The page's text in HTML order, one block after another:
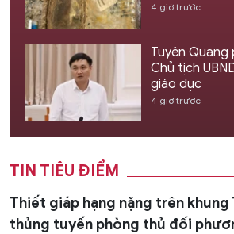
4 giờ trước
Tuyên Quang
Chủ tịch
giáo dục
4 giờ trước
TIN TIÊU ĐIỂM
Thiết giáp hạng nặng trên khung
thủng tuyến phòng thủ đối